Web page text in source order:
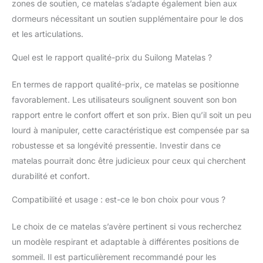
couche respirante pour
une stabilité et une
un soutien ferme, un
durabilité à long terme,
soutien respirant
optimal et un effet
apaisant pour un
sommeil réparateur
CONCEPTION DE
matelas hybride
d'épaisseur combine
un gel de mousse à
mémoire de forme
zones de soutien, ce matelas s’adapte également bien aux
dormeurs nécessitant un soutien supplémentaire pour le dos
et les articulations.
Quel est le rapport qualité-prix du Suilong Matelas ?
En termes de rapport qualité-prix, ce matelas se positionne
favorablement. Les utilisateurs soulignent souvent son bon
rapport entre le confort offert et son prix. Bien qu’il soit un peu
lourd à manipuler, cette caractéristique est compensée par sa
robustesse et sa longévité pressentie. Investir dans ce
matelas pourrait donc être judicieux pour ceux qui cherchent
durabilité et confort.
Compatibilité et usage : est-ce le bon choix pour vous ?
Le choix de ce matelas s’avère pertinent si vous recherchez
un modèle respirant et adaptable à différentes positions de
sommeil. Il est particulièrement recommandé pour les